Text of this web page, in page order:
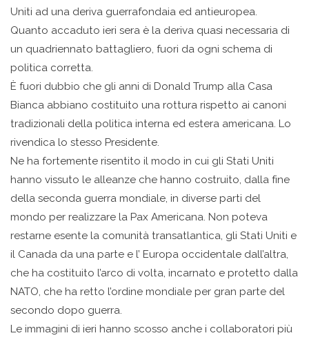
Uniti ad una deriva guerrafondaia ed antieuropea.
Quanto accaduto ieri sera è la deriva quasi necessaria di
un quadriennato battagliero, fuori da ogni schema di
politica corretta.
È fuori dubbio che gli anni di Donald Trump alla Casa
Bianca abbiano costituito una rottura rispetto ai canoni
tradizionali della politica interna ed estera americana. Lo
rivendica lo stesso Presidente.
Ne ha fortemente risentito il modo in cui gli Stati Uniti
hanno vissuto le alleanze che hanno costruito, dalla fine
della seconda guerra mondiale, in diverse parti del
mondo per realizzare la Pax Americana. Non poteva
restarne esente la comunità transatlantica, gli Stati Uniti e
il Canada da una parte e l’ Europa occidentale dall’altra,
che ha costituito l’arco di volta, incarnato e protetto dalla
NATO, che ha retto l’ordine mondiale per gran parte del
secondo dopo guerra.
Le immagini di ieri hanno scosso anche i collaboratori più